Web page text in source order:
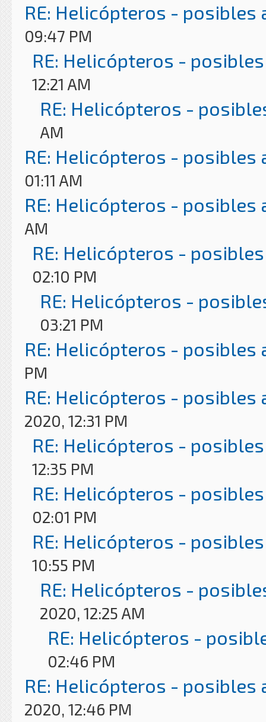
RE: Helicópteros - posibles
09:47 PM
RE: Helicópteros -
12:21 AM
RE: Helicópteros -
AM
RE: Helicópteros - posibles
01:11 AM
RE: Helicópteros - posibles
AM
RE: Helicópteros -
02:10 PM
RE: Helicópteros -
03:21 PM
RE: Helicópteros - posibles
PM
RE: Helicópteros - posibles
2020, 12:31 PM
RE: Helicópteros -
12:35 PM
RE: Helicópteros -
02:01 PM
RE: Helicópteros -
10:55 PM
RE: Helicópteros -
2020, 12:25 AM
RE: Helicópteros -
02:46 PM
RE: Helicópteros - posibles
2020, 12:46 PM